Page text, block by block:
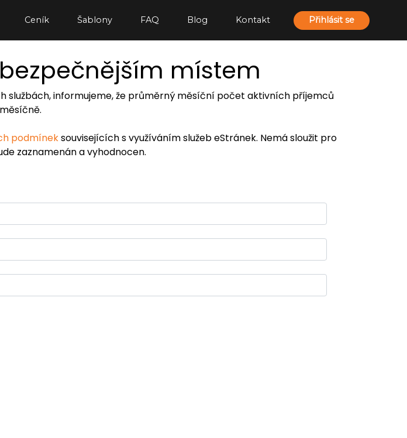
Ceník Šablony FAQ Blog Kontakt Přihlásit se
místem
službách, informujeme, že průměrný měsíční počet aktivních příjemců
podmíneksouvisejících s využíváním služeb eStránek. Nemá sloužit pro
zaznamenán a vyhodnocen.